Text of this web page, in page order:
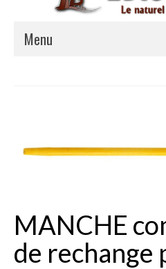
Menu
Oignons – Ail –
Graines en Sachets
MANCHE
de rechange